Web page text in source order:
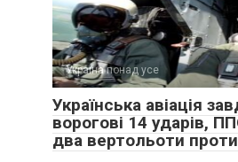
Україна понад усе
Українська авіація
ворогові 14 ударів,
два вертольоти